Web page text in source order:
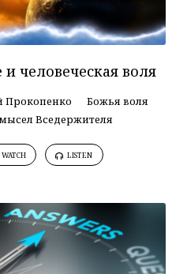
человеческая воля
Прокопенко
Божья воля
Вседержителя
WATCH LISTEN